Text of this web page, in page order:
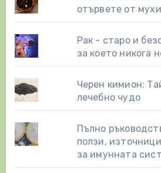
отървете от
Рак - старо и
за което никога
Черен кимион:
лечебно чудо
Пълно
ползи,
за имунната